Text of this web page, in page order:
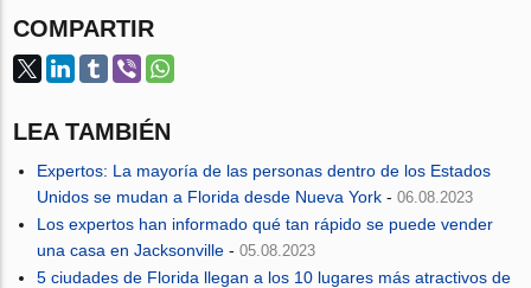
COMPARTIR
LEA TAMBIÉN
Expertos: La mayoría de las personas dentro de los Estados
Unidos se mudan a Florida desde Nueva York -06.08.2023
Los expertos han informado qué tan rápido se puede vender
una casa en Jacksonville -05.08.2023
5 ciudades de Florida llegan a los 10 lugares más atractivos de